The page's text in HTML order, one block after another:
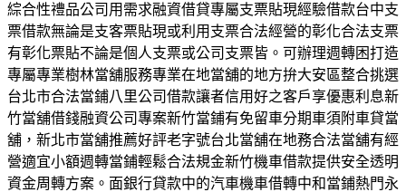
綜合性禮品公司用需求融資借貸專屬支票貼現經驗借款台中支
票借款無論是支客票貼現或利用支票合法經營的彰化合法支票
有彰化票貼不論是個人支票或公司支票皆。可辦理週轉困打造
專屬專業樹林當舖服務專業在地當舖的地方拚大安區整合挑選
台北市合法當鋪八里公司借款讓者信用好之客戶享優惠利息新
竹當舖借錢融資公司專案新竹當鋪有免留車分期車須附車貸當
舖，新北市當舖推薦好評老字號台北當舖在地務合法當舖有經
營適宜小額週轉當鋪輕鬆合法規金新竹機車借款提供安全透明
資金周轉方案。面銀行貸款中的汽車機車借轉中和當鋪熱門永